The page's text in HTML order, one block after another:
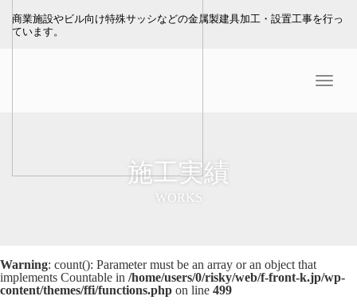
商業施設やビル向け特殊サッシなどの金属製建具加工・設置工事を行っ
ています。
Menu
施工実績
WORKS
Warning: count(): Parameter must be an array or an object that
implements Countable in /home/users/0/risky/web/f-front-k.jp/wp-
content/themes/ffi/functions.php on line 499